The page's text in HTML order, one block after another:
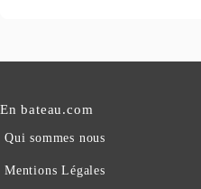
En bateau.com
Qui sommes nous
Mentions Légales